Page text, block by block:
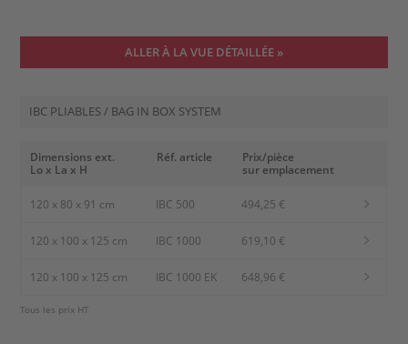
ALLER À LA VUE DÉTAILLÉE »
IBC PLIABLES / BAG IN BOX SYSTEM
Dimensions ext.
Lo x La x H
Réf. article
Prix/pièce
sur emplacement
120 x 80 x 91 cm IBC 500 494,25 €
120 x 100 x 125 cm IBC 1000 619,10 €
120 x 100 x 125 cm IBC 1000 EK 648,96 €
Tous les prix HT